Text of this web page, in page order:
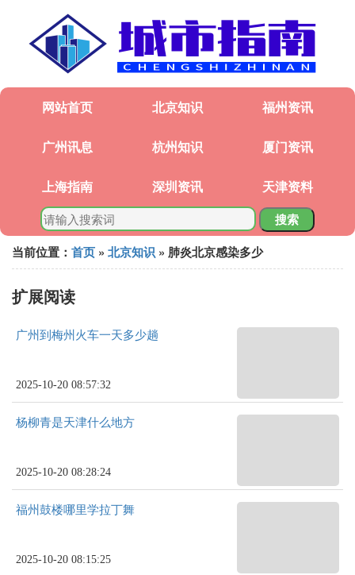
网站首页 北京知识 福州资讯
广州讯息 杭州知识 厦门资讯
上海指南 深圳资讯 天津资料
搜索
当前位置： 首页 » 北京知识 » 肺炎北京感染多少
扩展阅读
广州到梅州火车一天多少趟
2025-10-20 08:57:32
杨柳青是天津什么地方
2025-10-20 08:28:24
福州鼓楼哪里学拉丁舞
2025-10-20 08:15:25